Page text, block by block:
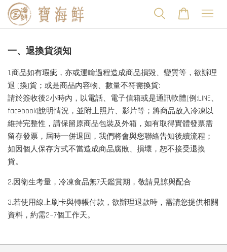
一、退換貨須知
1.商品如有瑕疵，亦或運輸過程造成商品損毀、變質等，欲辦理
退 (換)貨；或是商品內容物、數量不符需換貨:
請於簽收後2小時內，以電話、電子信箱或是通訊軟體(例:LINE、
facebook)說明情況，並附上照片、影片等；將商品放入冷凍以
維持完整性，請保留原商品包裝及外箱，如有取得實體發票需
留存發票，屆時一併退回，我們將會與您聯絡告知後續流程；
如因個人保存方式不當造成商品腐敗、損壞，恕不接受退換
貨。
2.因衛生考量，冷凍食品無7天鑑賞期，敬請見諒與配合
3.若使用線上刷卡與轉帳付款，欲辦理退款時，需請您提供相關
資料，約需2~7個工作天。